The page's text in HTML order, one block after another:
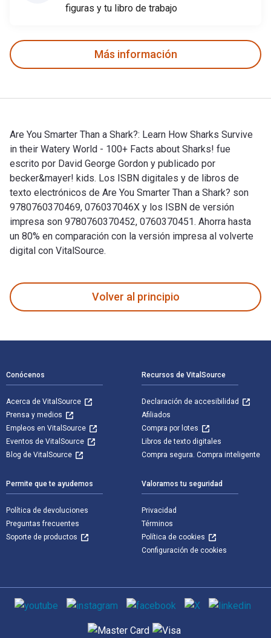
figuras y tu libro de trabajo
Más información
Are You Smarter Than a Shark?: Learn How Sharks Survive
in their Watery World - 100+ Facts about Sharks! fue
escrito por David George Gordon y publicado por
becker&mayer! kids. Los ISBN digitales y de libros de
texto electrónicos de Are You Smarter Than a Shark? son
9780760370469, 076037046X y los ISBN de versión
impresa son 9780760370452, 0760370451. Ahorra hasta
un 80% en comparación con la versión impresa al volverte
digital con VitalSource.
Volver al principio
Conócenos
Acerca de VitalSource
Prensa y medios
Empleos en VitalSource
Eventos de VitalSource
Blog de VitalSource
Recursos de VitalSource
Declaración de accesibilidad
Afiliados
Compra por lotes
Libros de texto digitales
Compra segura. Compra inteligente
Permite que te ayudemos
Política de devoluciones
Preguntas frecuentes
Soporte de productos
Valoramos tu seguridad
Privacidad
Términos
Política de cookies
Configuración de cookies
Medios de comunicación social
Métodos de pago admitidos